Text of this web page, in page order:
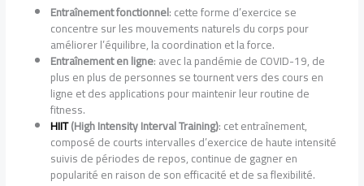
Entraînement fonctionnel: cette forme d’exercice se
concentre sur les mouvements naturels du corps pour
améliorer l’équilibre, la coordination et la force.
Entraînement en ligne: avec la pandémie de COVID-19, de
plus en plus de personnes se tournent vers des cours en
ligne et des applications pour maintenir leur routine de
fitness.
HIIT(High Intensity Interval Training): cet entraînement,
composé de courts intervalles d’exercice de haute intensité
suivis de périodes de repos, continue de gagner en
popularité en raison de son efficacité et de sa flexibilité.